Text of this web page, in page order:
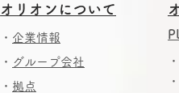
​ オリオンについて
・ 企業情報
・ グループ会社
・ 拠点
・
・